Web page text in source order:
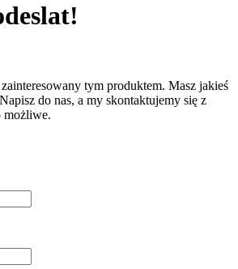
tym produktem. Masz jakieś
do nas, a my skontaktujemy się z
możliwe.